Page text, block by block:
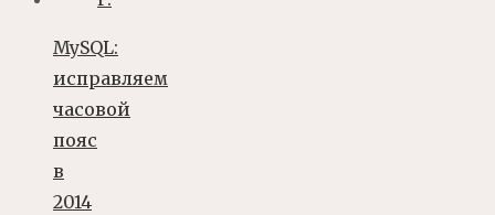
MySQL:
исправляем
часовой
пояс
в
2014